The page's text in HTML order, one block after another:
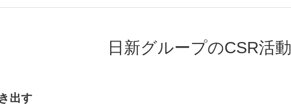
日新グループのCSR活動
出す